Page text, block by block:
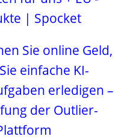
| Spocket
Sie online Geld,
einfache KI-
erledigen –
der Outlier-